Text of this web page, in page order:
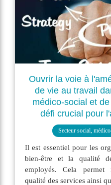
Ouvrir la voie à
de vie au travail
médico-social et
défi crucial pour
Secteur social,
Il est essentiel pour les
bien-être et la qualité
employés. Cela permet
qualité des services ainsi